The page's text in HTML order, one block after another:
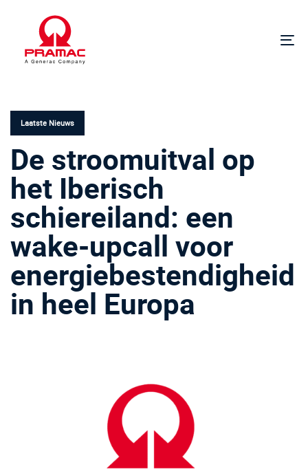
overslaan
hoofdnavigatie
inhoudLaatste Nieuws
De stroomuitval op
het Iberisch
schiereiland: een
wake-upcall voor
energiebestendigheid
in heel Europa